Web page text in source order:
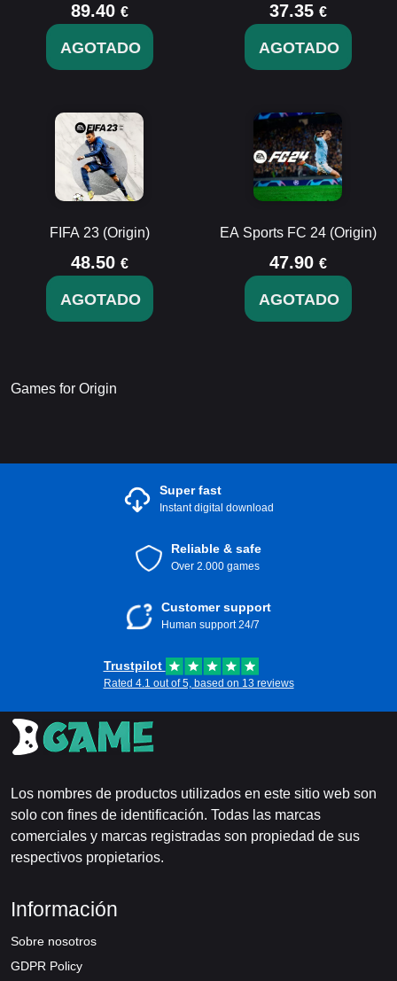
89.40 €
AGOTADO
37.35 €
AGOTADO
FIFA 23 (Origin)
48.50 €
AGOTADO
EA Sports FC 24 (Origin)
47.90 €
AGOTADO
Games for Origin
Super fast
Instant digital download
Reliable & safe
Over 2.000 games
Customer support
Human support 24/7
Trustpilot
Rated 4.1 out of 5, based on 13 reviews
Los nombres de productos utilizados en este sitio web son
solo con fines de identificación. Todas las marcas
comerciales y marcas registradas son propiedad de sus
respectivos propietarios.
Información
Sobre nosotros
GDPR Policy